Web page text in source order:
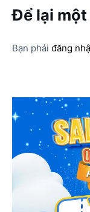
Để lại
Bạn phải đăng